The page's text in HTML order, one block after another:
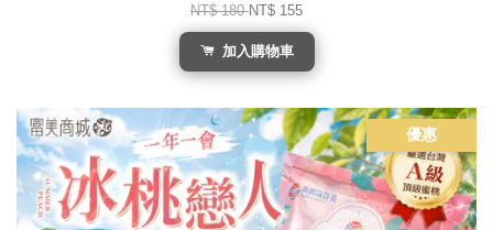
NT$ 180NT$ 155
加入購物車
優惠